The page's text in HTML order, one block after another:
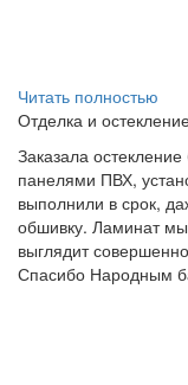
Читать полностью
Отделка и
Заказала
панелями ПВХ,
выполнили в срок,
обшивку. Ламинат
выглядит
Спасибо Народным